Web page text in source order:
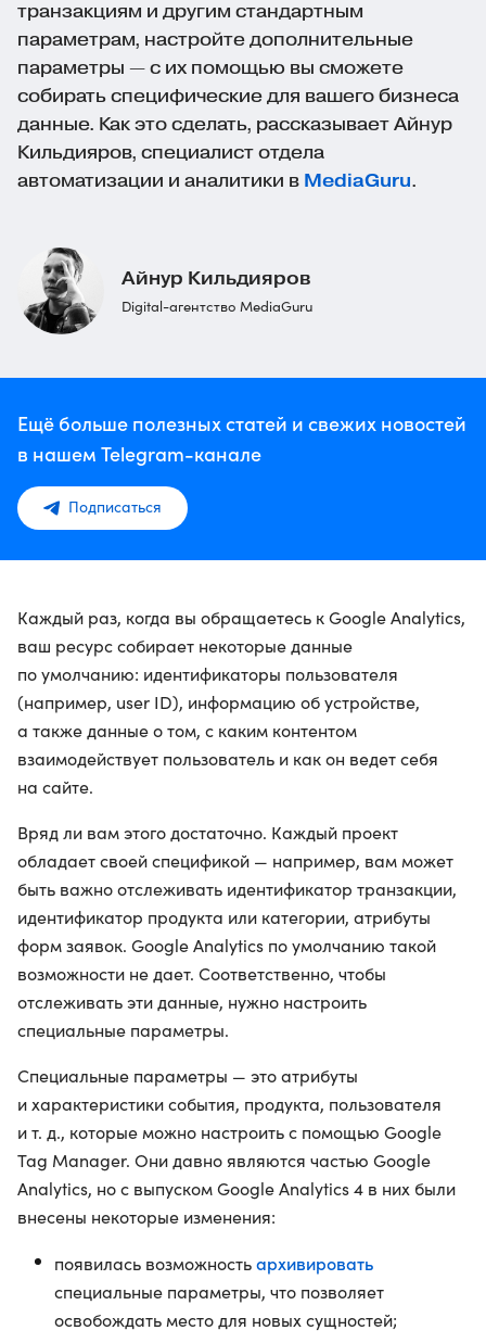
транзакциям и другим стандартным
параметрам, настройте дополнительные
параметры — с их помощью вы сможете
собирать специфические для вашего бизнеса
данные. Как это сделать, рассказывает Айнур
Кильдияров, специалист отдела
автоматизации и аналитики в MediaGuru.
Айнур Кильдияров
Digital-агентство MediaGuru
Ещё больше полезных статей и свежих новостей
в нашем Telegram-канале
Подписаться
Каждый раз, когда вы обращаетесь к Google Analytics,
ваш ресурс собирает некоторые данные
по умолчанию: идентификаторы пользователя
(например, user ID), информацию об устройстве,
а также данные о том, с каким контентом
взаимодействует пользователь и как он ведет себя
на сайте.
Вряд ли вам этого достаточно. Каждый проект
обладает своей спецификой — например, вам может
быть важно отслеживать идентификатор транзакции,
идентификатор продукта или категории, атрибуты
форм заявок. Google Analytics по умолчанию такой
возможности не дает. Соответственно, чтобы
отслеживать эти данные, нужно настроить
специальные параметры.
Специальные параметры — это атрибуты
и характеристики события, продукта, пользователя
и т. д., которые можно настроить с помощью Google
Tag Manager. Они давно являются частью Google
Analytics, но с выпуском Google Analytics 4 в них были
внесены некоторые изменения:
появилась возможностьархивировать
специальные параметры, что позволяет
освобождать место для новых сущностей;